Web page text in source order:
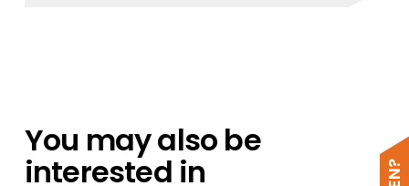
Cert
Jinko Installation Manual
You may also be
interested in